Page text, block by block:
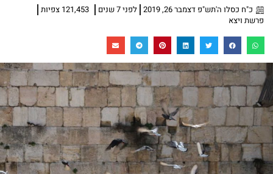
כ"ח כסלו ה'תש"פ דצמבר 26, 2019 לפני 7 שנים
121,453 צפיות
פרשת ויצא